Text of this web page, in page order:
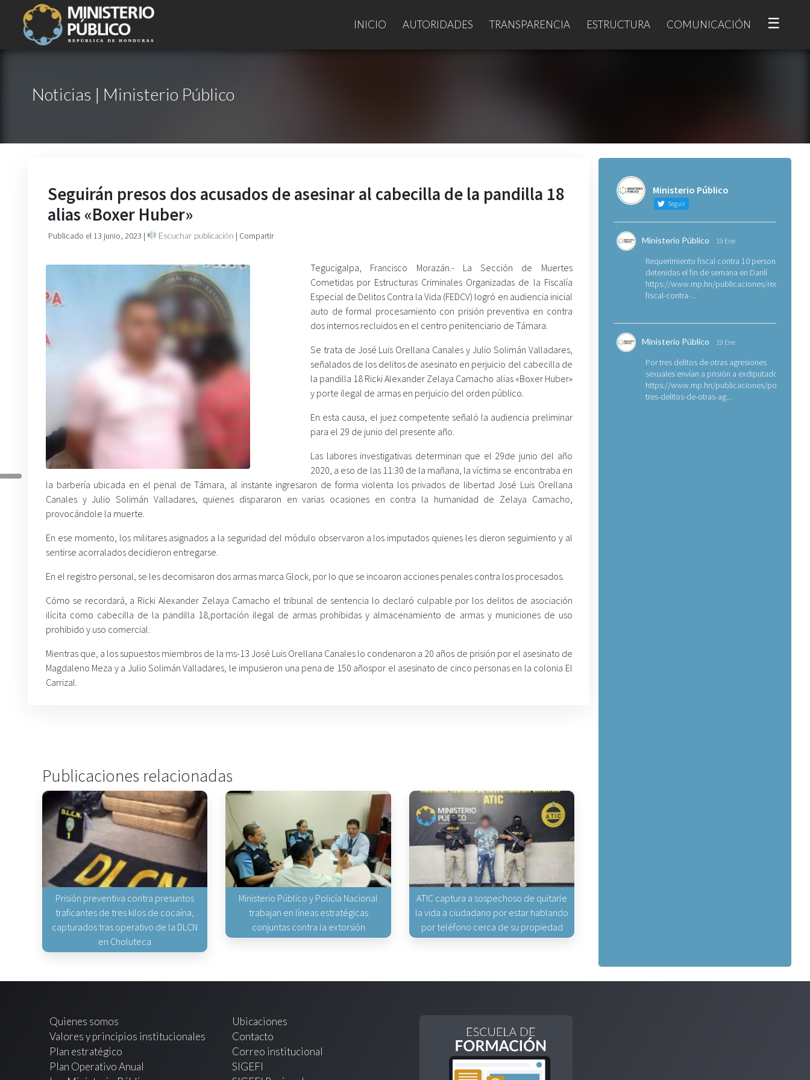
INICIO AUTORIDADES TRANSPARENCIA ESTRUCTURA COMUNICACIÓN ☰
Noticias | Ministerio Público
Seguirán presos dos acusados de asesinar al cabecilla de la pandilla 18
alias «Boxer Huber»
Publicado el 13 junio, 2023 | Escuchar publicación | Compartir
Tegucigalpa, Francisco Morazán.- La Sección de Muertes
Cometidas por Estructuras Criminales Organizadas de la Fiscalía
Especial de Delitos Contra la Vida (FEDCV) logró en audiencia inicial
auto de formal procesamiento con prisión preventiva en contra
dos internos recluidos en el centro penitenciario de Támara.
Se trata de José Luis Orellana Canales y Julio Solimán Valladares,
señalados de los delitos de asesinato en perjuicio del cabecilla de
la pandilla 18 Ricki Alexander Zelaya Camacho alias «Boxer Huber»
y porte ilegal de armas en perjuicio del orden público.
En esta causa, el juez competente señaló la audiencia preliminar
para el 29 de junio del presente año.
Las labores investigativas determinan que el 29de junio del año
2020, a eso de las 11:30 de la mañana, la víctima se encontraba en
la barbería ubicada en el penal de Támara, al instante ingresaron de forma violenta los privados de libertad José Luis Orellana
Canales y Julio Solimán Valladares, quienes dispararon en varias ocasiones en contra la humanidad de Zelaya Camacho,
provocándole la muerte.
En ese momento, los militares asignados a la seguridad del módulo observaron a los imputados quienes les dieron seguimiento y al
sentirse acorralados decidieron entregarse.
En el registro personal, se les decomisaron dos armas marca Glock, por lo que se incoaron acciones penales contra los procesados.
Cómo se recordará, a Ricki Alexander Zelaya Camacho el tribunal de sentencia lo declaró culpable por los delitos de asociación
ilícita como cabecilla de la pandilla 18,portación ilegal de armas prohibidas y almacenamiento de armas y municiones de uso
prohibido y uso comercial.
Mientras que, a los supuestos miembros de la ms-13 José Luis Orellana Canales lo condenaron a 20 años de prisión por el asesinato de
Magdaleno Meza y a Julio Solimán Valladares, le impusieron una pena de 150 añospor el asesinato de cinco personas en la colonia El
Carrizal.
Publicaciones relacionadas
Prisión preventiva contra presuntos
traficantes de tres kilos de cocaína,
capturados tras operativo de la DLCN
en Choluteca
Ministerio Público y Policía Nacional
trabajan en líneas estratégicas
conjuntas contra la extorsión
ATIC captura a sospechoso de quitarle
la vida a ciudadano por estar hablando
por teléfono cerca de su propiedad
Ministerio Público
Seguir
Ministerio Público 19 Ene
Requerimiento fiscal contra 10 personas
detenidas el fin de semana en Danlí
https://www.mp.hn/publicaciones/
fiscal-contra-...
Ministerio Público 19 Ene
Por tres delitos de otras agresiones
sexuales envían a prisión a exdiputado
https://www.mp.hn/publicaciones/por-
tres-delitos-de-otras-ag...
Quienes somos
Valores y principios institucionales
Plan estratégico
Plan Operativo Anual
Ubicaciones
Contacto
Correo institucional
SIGEFI